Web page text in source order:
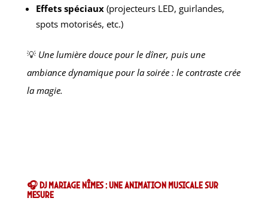
Effets spéciaux(projecteurs LED, guirlandes,
spots motorisés, etc.)
💡 Une lumière douce pour le dîner, puis une
ambiance dynamique pour la soirée : le contraste crée
la magie.
🎧 DJ mariage Nîmes : une animation musicale sur
mesure